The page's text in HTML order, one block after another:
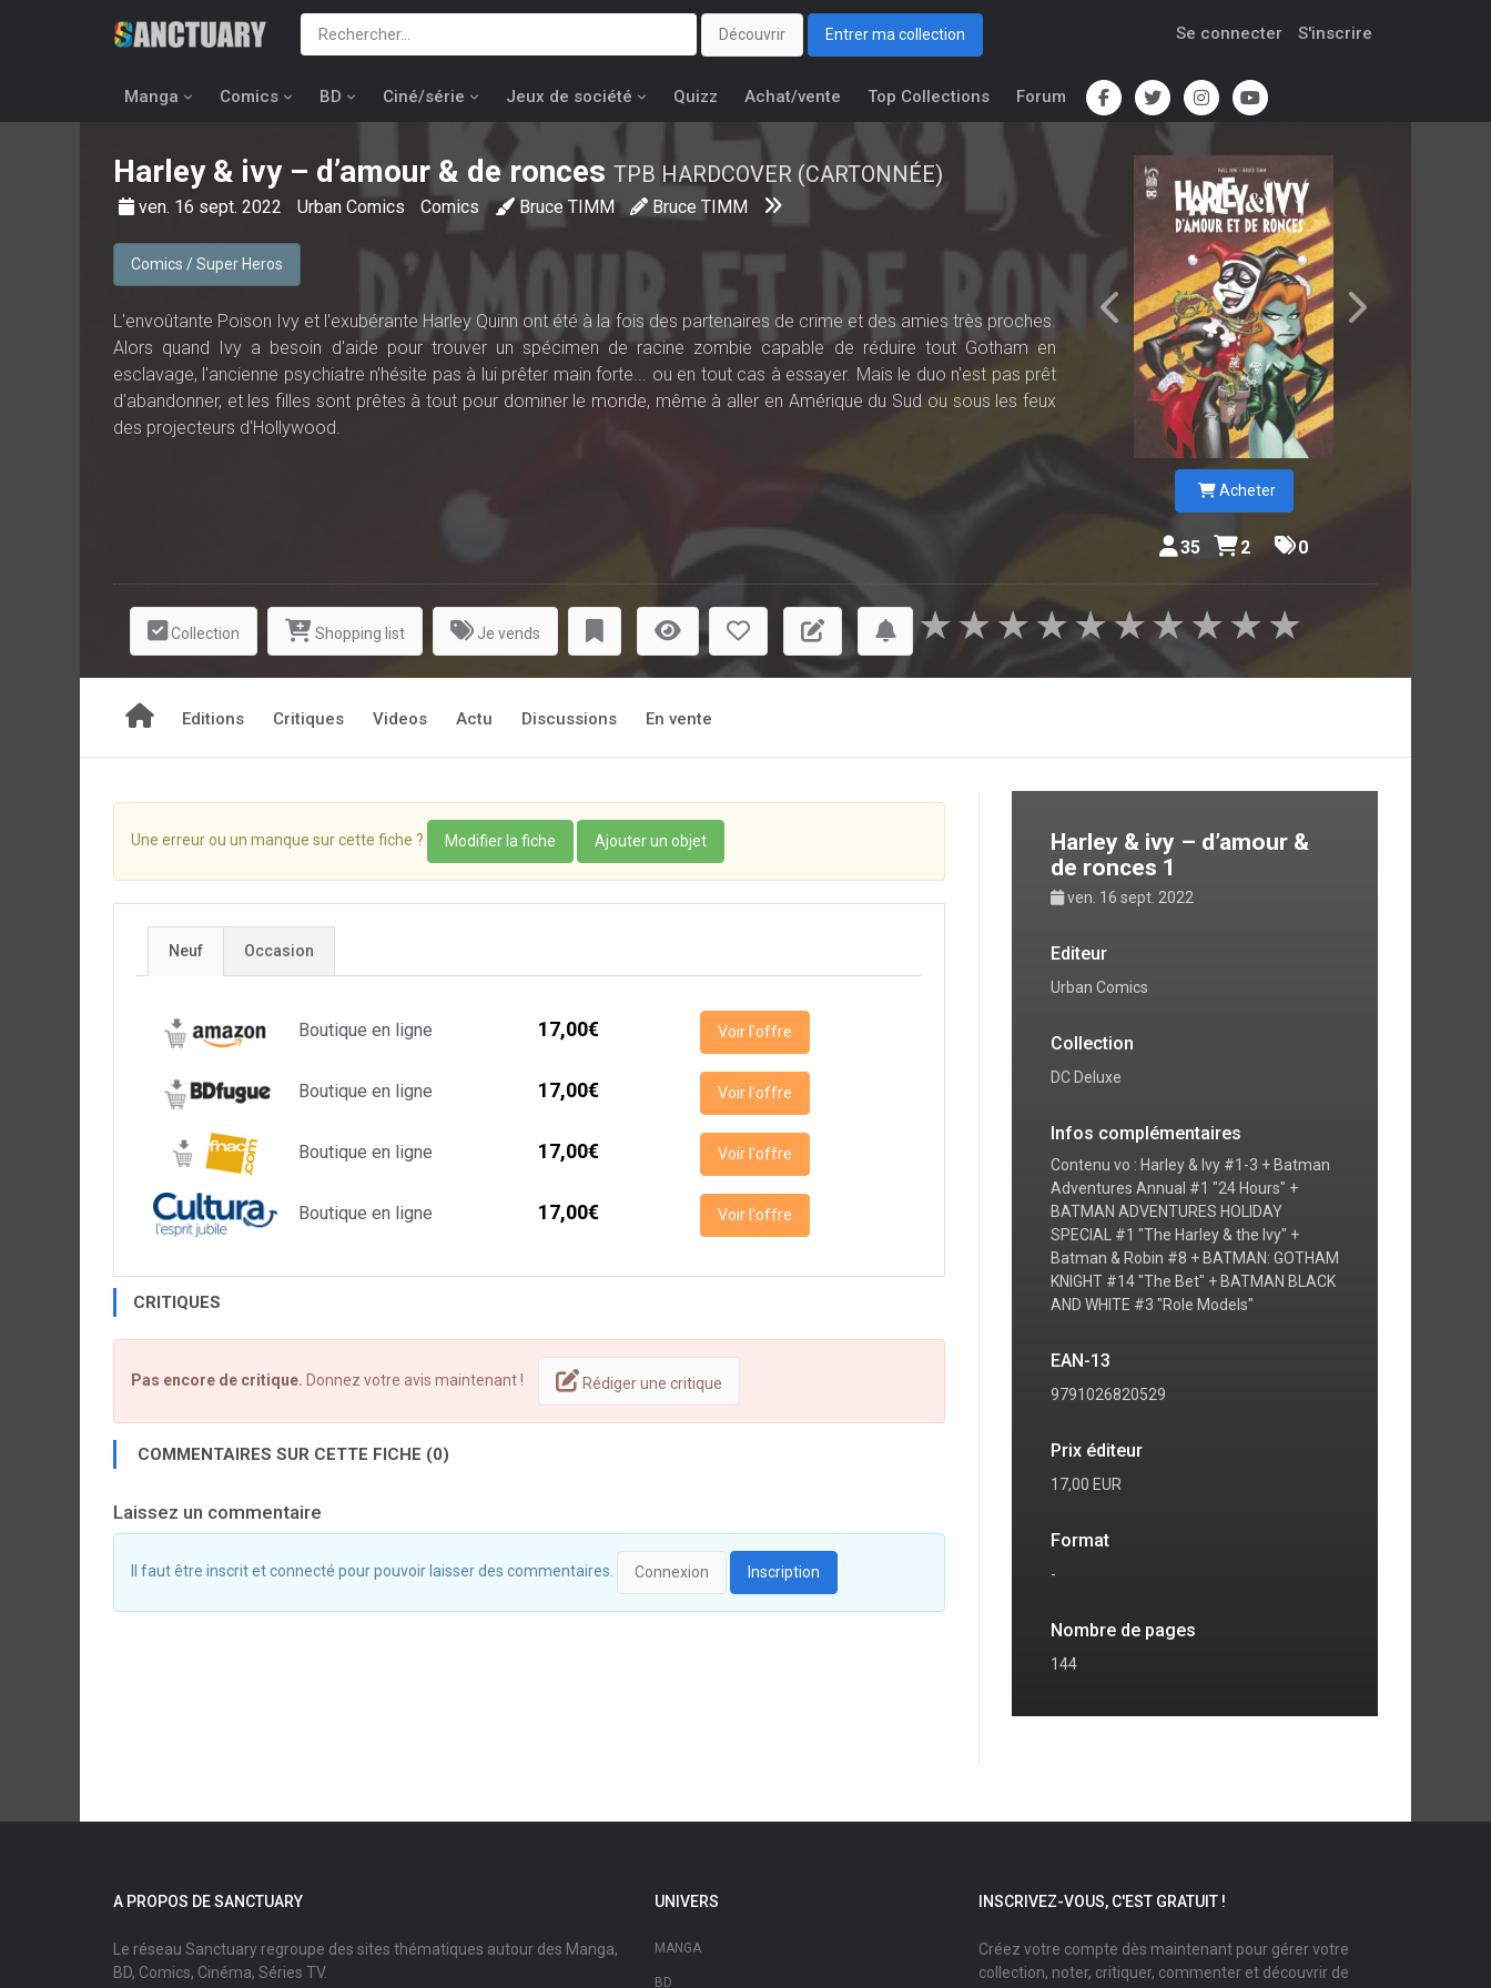
Découvrir Entrer ma collection Se connecter S'inscrire
Manga Comics BD Ciné/série Jeux de société Quizz Achat/vente Top Collections Forum
Harley & ivy – d’amour & de ronces TPB HARDCOVER (CARTONNÉE)
ven. 16 sept. 2022 Urban Comics Comics Bruce TIMM Bruce TIMM
Comics / Super Heros
L'envoûtante Poison Ivy et l'exubérante Harley Quinn ont été à la fois des partenaires de crime et des amies très proches.
Alors quand Ivy a besoin d'aide pour trouver un spécimen de racine zombie capable de réduire tout Gotham en
esclavage, l'ancienne psychiatre n'hésite pas à lui prêter main forte... ou en tout cas à essayer. Mais le duo n'est pas prêt
d'abandonner, et les filles sont prêtes à tout pour dominer le monde, même à aller en Amérique du Sud ou sous les feux
des projecteurs d'Hollywood.
Acheter
35 2 0
Collection Shopping list Je vends ★
★
★
★
★
★
★
★
★
★
Editions Critiques Videos Actu Discussions En vente
Une erreur ou un manque sur cette fiche ? Modifier la fiche Ajouter un objet
Neuf Occasion
Boutique en ligne 17,00€ Voir l'offre
Boutique en ligne 17,00€ Voir l'offre
Boutique en ligne 17,00€ Voir l'offre
Boutique en ligne 17,00€ Voir l'offre
CRITIQUES
Pas encore de critique. Donnez votre avis maintenant ! Rédiger une critique
COMMENTAIRES SUR CETTE FICHE (0)
Laissez un commentaire
Il faut être inscrit et connecté pour pouvoir laisser des commentaires. Connexion Inscription
Harley & ivy – d’amour &
de ronces 1
ven. 16 sept. 2022
Editeur
Urban Comics
Collection
DC Deluxe
Infos complémentaires
Contenu vo : Harley & Ivy #1-3 + Batman
Adventures Annual #1 "24 Hours" +
BATMAN ADVENTURES HOLIDAY
SPECIAL #1 "The Harley & the Ivy" +
Batman & Robin #8 + BATMAN: GOTHAM
KNIGHT #14 "The Bet" + BATMAN BLACK
AND WHITE #3 "Role Models"
EAN-13
9791026820529
Prix éditeur
17,00 EUR
Format
-
Nombre de pages
144
A PROPOS DE SANCTUARY
Le réseau Sanctuary regroupe des sites thématiques autour des Manga,
BD, Comics, Cinéma, Séries TV.
UNIVERS
MANGA
BD
INSCRIVEZ-VOUS, C'EST GRATUIT !
Créez votre compte dès maintenant pour gérer votre
collection, noter, critiquer, commenter et découvrir de